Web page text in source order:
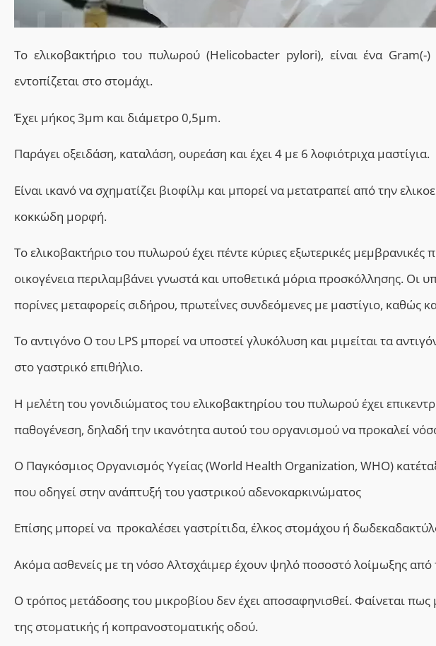
Το ελικοβακτήριο του πυλωρού (Helicobacter pylori), είναι ένα Gram(-)
εντοπίζεται στο στομάχι.
Έχει μήκος 3μm και διάμετρο 0,5μm.
Παράγει οξειδάση, καταλάση, ουρεάση και έχει 4 με 6 λοφιότριχα μαστίγια.
Είναι ικανό να σχηματίζει βιοφίλμ και μπορεί να μετατραπεί από την
κοκκώδη μορφή.
Το ελικοβακτήριο του πυλωρού έχει πέντε κύριες εξωτερικές μεμβρανικές
οικογένεια περιλαμβάνει γνωστά και υποθετικά μόρια προσκόλλησης. Οι
πορίνες μεταφορείς σιδήρου, πρωτεΐνες συνδεόμενες με μαστίγιο, καθώς
Το αντιγόνο Ο του LPS μπορεί να υποστεί γλυκόλυση και μιμείται τα
στο γαστρικό επιθήλιο.
Η μελέτη του γονιδιώματος του ελικοβακτηρίου του πυλωρού έχει
παθογένεση, δηλαδή την ικανότητα αυτού του οργανισμού να προκαλεί
Ο Παγκόσµιος Οργανισµός Υγείας (World Health Organization, WHO)
που οδηγεί στην ανάπτυξή του γαστρικού αδενοκαρκινώµατος
Επίσης μπορεί να προκαλέσει γαστρίτιδα, έλκος στομάχου ή
Ακόμα ασθενείς με τη νόσο Αλτσχάιμερ έχουν ψηλό ποσοστό λοίμωξης
Ο τρόπος μετάδοσης του μικροβίου δεν έχει αποσαφηνισθεί. Φαίνεται
της στοματικής ή κοπρανοστοματικής οδού.